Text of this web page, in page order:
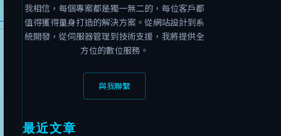
我相信，每個專案都是獨一無二的，每位客戶都
值得獲得量身打造的解決方案。從網站設計到系
統開發，從伺服器管理到技術支援，我將提供全
方位的數位服務。
與我聯繫
最近文章